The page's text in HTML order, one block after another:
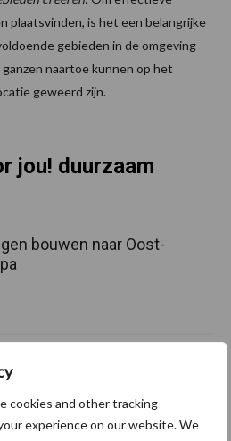
cookies and other tracking
experience on our website. We
plaatsvinden, is het een belangrijke
gebieden in de omgeving
naartoe kunnen op het
geweerd zijn.
jou! duurzaam
bouwen naar Oost-
besparen met
“Elke
op de juiste plek”